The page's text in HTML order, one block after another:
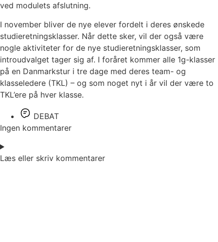
ved modulets afslutning.
I november bliver de nye elever fordelt i deres ønskede
studieretningsklasser. Når dette sker, vil der også være
nogle aktiviteter for de nye studieretningsklasser, som
introudvalget tager sig af. I foråret kommer alle 1g-klasser
på en Danmarkstur i tre dage med deres team- og
klasseledere (TKL) – og som noget nyt i år vil der være to
TKL’ere på hver klasse.
DEBAT
Ingen kommentarer
Læs eller skriv kommentarer